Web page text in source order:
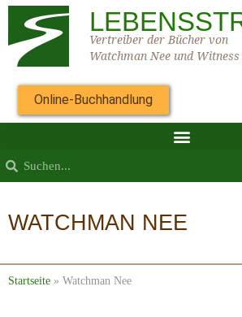
Vertreiber der Bücher von
Watchman Nee und Witness
Online-Buchhandlung
WATCHMAN NEE
Startseite » Watchman Nee